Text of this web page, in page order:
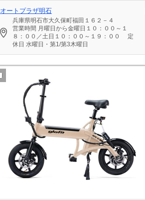
オートプラザ明石
兵庫県明石市大久保町福田１６２－４
営業時間 月曜日から金曜日１０：００～１
８：００／土日１０：００～１９：００
定
休日 水曜日・第1/第3木曜日